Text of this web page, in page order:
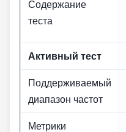
Содержание
теста
Активный тест
Поддерживаемый
диапазон частот
Метрики